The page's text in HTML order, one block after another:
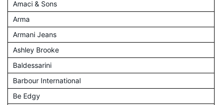
Amaci & Sons
Arma
Armani Jeans
Ashley Brooke
Baldessarini
Barbour International
Be Edgy